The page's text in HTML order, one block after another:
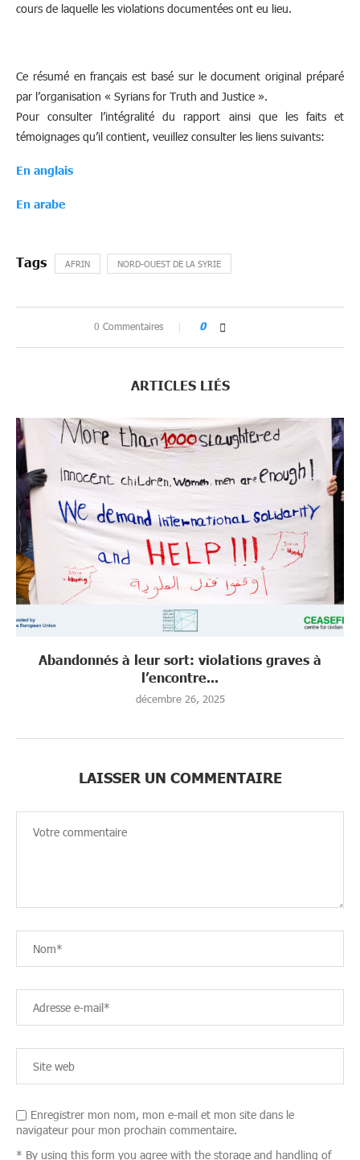
cours de laquelle les violations documentées ont eu lieu.
Ce résumé en français est basé sur le document original préparé
par l’organisation « Syrians for Truth and Justice ».
Pour consulter l’intégralité du rapport ainsi que les faits et
témoignages qu’il contient, veuillez consulter les liens suivants:
En anglais
En arabe
AFRIN NORD-OUEST DE LA SYRIE
0 Commentaires 0
ARTICLES LIÉS
Abandonnés à leur sort: violations graves à
l’encontre...
décembre 26, 2025
LAISSER UN COMMENTAIRE
Enregistrer mon nom, mon e-mail et mon site dans le
navigateur pour mon prochain commentaire.
* By using this form you agree with the storage and handling of